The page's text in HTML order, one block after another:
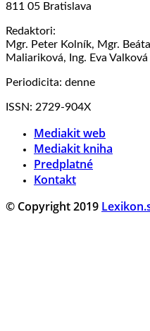
811 05 Bratislava
Redaktori:
Mgr. Peter Kolník, Mgr.
Maliariková, Ing. Eva Valková
Periodicita: denne
ISSN: 2729-904X
Mediakit web
Mediakit kniha
Predplatné
Kontakt
© Copyright 2019